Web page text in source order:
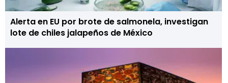
Alerta en EU por brote de salmonela, investigan
lote de chiles jalapeños de México